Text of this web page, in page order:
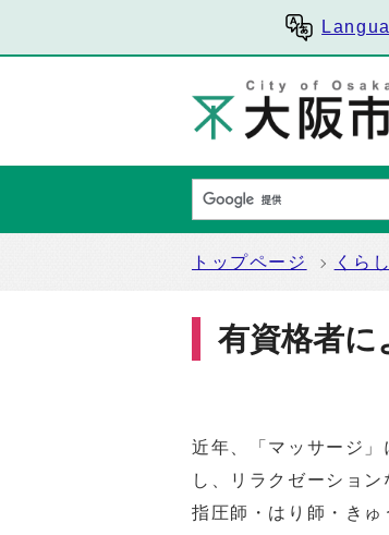
トップページ くらし
有資格者に
近年、「マッサージ
し、リラクゼーショ
指圧師・はり師・き